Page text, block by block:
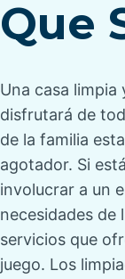
a
p
b
l
i
c
a
c
i
ó
c
i
n
p
u
b
l
i
c
a
r
í
d
e
p
u
b
l
i
c
c
a
c
o
m
e
n
t
a
r
Que
Una casa limpia
disfrutará de
de la familia
agotador. Si
involucrar a un
necesidades de
servicios que
juego. Los